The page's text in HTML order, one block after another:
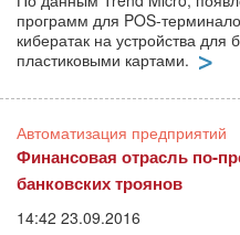
программ для POS-
кибератак на устройства для
пластиковыми картами.
Автоматизация предприятий
Финансовая отрасль по-
банковских троянов
14:42 23.09.2016